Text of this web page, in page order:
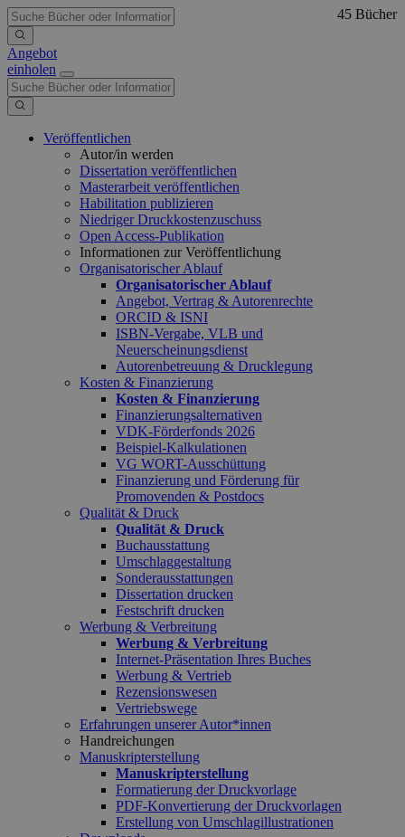
Angebot
einholen
Veröffentlichen
Autor/in werden
Dissertation veröffentlichen
Masterarbeit veröffentlichen
Habilitation publizieren
Niedriger Druckkostenzuschuss
Open Access-Publikation
Informationen zur Veröffentlichung
Organisatorischer Ablauf
Organisatorischer Ablauf
Angebot, Vertrag & Autorenrechte
ORCID & ISNI
ISBN-Vergabe, VLB und
Neuerscheinungsdienst
Autorenbetreuung & Drucklegung
Kosten & Finanzierung
Kosten & Finanzierung
Finanzierungsalternativen
VDK-Förderfonds 2026
Beispiel-Kalkulationen
VG WORT-Ausschüttung
Finanzierung und Förderung für
Promovenden & Postdocs
Qualität & Druck
Qualität & Druck
Buchausstattung
Umschlaggestaltung
Sonderausstattungen
Dissertation drucken
Festschrift drucken
Werbung & Verbreitung
Werbung & Verbreitung
Internet-Präsentation Ihres Buches
Werbung & Vertrieb
Rezensionswesen
Vertriebswege
Erfahrungen unserer Autor*innen
Handreichungen
Manuskripterstellung
Manuskripterstellung
Formatierung der Druckvorlage
PDF-Konvertierung der Druckvorlagen
Erstellung von Umschlagillustrationen
45 Bücher